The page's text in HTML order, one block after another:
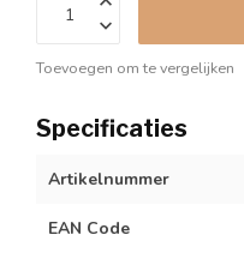
Toevoegen om te vergelijken
Specificaties
Artikelnummer
EAN Code